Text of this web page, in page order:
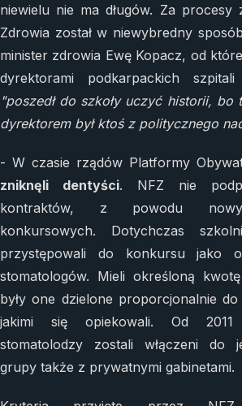
niewielu nie ma długów. Za procesy
Zdrowia został w niewybredny
minister zdrowia Ewę Kopacz, od
dyrektorami podkarpackich szpitali
"poszedł do szkoły uczyć historii, bo
dyrektorem był ktoś z politycznego
- W czasie rządów Platformy
zniknęli dentyści. NFZ nie
kontraktów, z powodu
konkursowych. Dotychczas
przystępowali do konkursu jako
stomatologów. Mieli określoną
były one dzielone proporcjonalnie
jakimi się opiekowali. Od
stomatolodzy zostali włączeni do
grupy także z prywatnymi gabinetami.